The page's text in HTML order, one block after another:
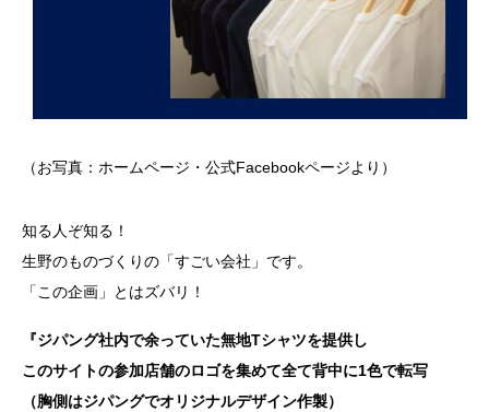
（お写真：ホームページ・公式Facebookページより）
知る人ぞ知る！
生野のものづくりの「すごい会社」です。
「この企画」とはズバリ！
『ジパング社内で余っていた無地Tシャツを提供し
このサイトの参加店舗のロゴを集めて全て背中に1色で転写
（胸側はジパングでオリジナルデザイン作製）